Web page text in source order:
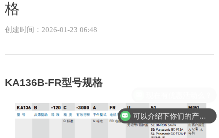
格
创建时间： 2026-01-23 06:48
KA136B-FR型号规格
可以介绍下你们的产品么？